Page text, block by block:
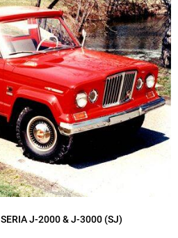
SERIA J-2000 & J-3000 (SJ)